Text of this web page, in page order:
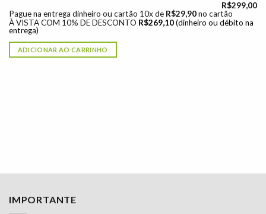
R$299,00
Pague na entrega dinheiro ou cartão 10x de R$29,90 no cartão
À VISTA COM 10% DE DESCONTO R$269,10 (dinheiro ou débito na
entrega)
ADICIONAR AO CARRINHO
IMPORTANTE